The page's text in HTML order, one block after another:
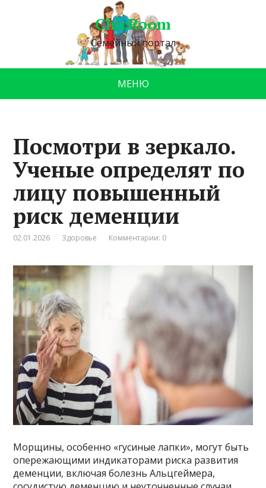
ChicRoom
Семейный портал
МЕНЮ
Посмотри в зеркало.
Ученые определят по
лицу повышенный
риск деменции
02.01.2026 Здоровье Комментарии: 0
Морщины, особенно «гусиные лапки», могут быть
опережающими индикаторами риска развития
деменции, включая болезнь Альцгеймера,